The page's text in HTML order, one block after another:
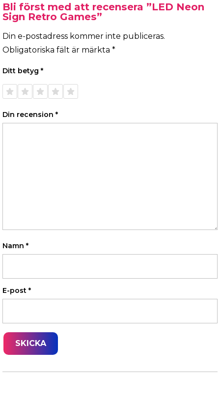
Bli först med att recensera ”LED Neon
Sign Retro Games”
Din e-postadress kommer inte publiceras.
Obligatoriska fält är märkta *
Ditt betyg *
1 av 5
stjärnor
2 av 5
stjärnor
3 av 5
stjärnor
4 av 5
stjärnor
5 av 5
stjärnor
Din recension *
Namn *
E-post *